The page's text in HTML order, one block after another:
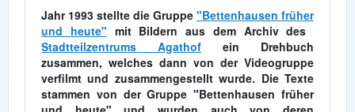
Jahr 1993 stellte die Gruppe "Bettenhausen früher
und heute" mit Bildern aus dem Archiv des
Stadtteilzentrums Agathof ein Drehbuch
zusammen, welches dann von der Videogruppe
verfilmt und zusammengestellt wurde. Die Texte
stammen von der Gruppe "Bettenhausen früher